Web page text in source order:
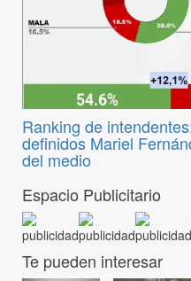
Ranking de
definidos Mariel
del medio
Espacio Publicitario
Te pueden interesar